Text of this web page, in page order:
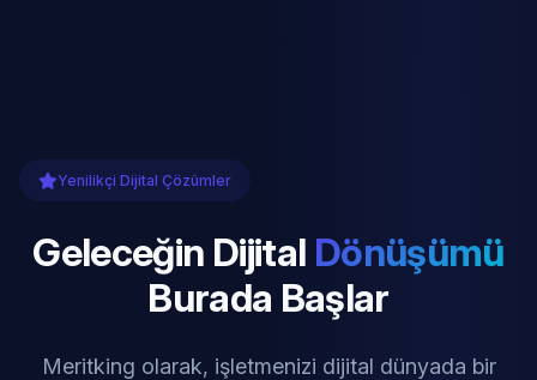
Yenilikçi Dijital Çözümler
Geleceğin Dijital Dönüşümü
Burada Başlar
Meritking olarak, işletmenizi dijital dünyada bir